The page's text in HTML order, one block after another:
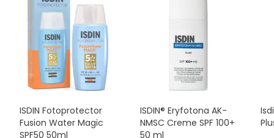
ISDIN Fotoprotector
Fusion Water Magic
SPF50 50ml
ISDIN® Eryfotona AK-
NMSC Creme SPF 100+
50 ml